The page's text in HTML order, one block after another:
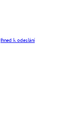
Ihned k odeslání